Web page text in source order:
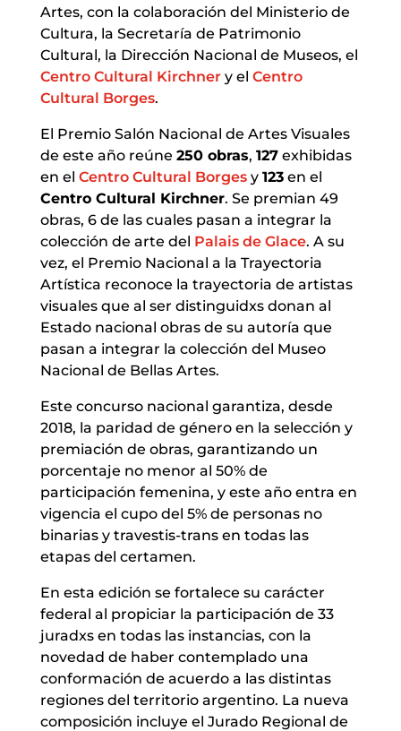
Artes, con la colaboración del Ministerio de
Cultura, la Secretaría de Patrimonio
Cultural, la Dirección Nacional de Museos, el
Centro Cultural Kirchnery el Centro
Cultural Borges.
El Premio Salón Nacional de Artes Visuales
de este año reúne 250 obras, 127exhibidas
en el Centro Cultural Borgesy 123en el
Centro Cultural Kirchner. Se premian 49
obras, 6 de las cuales pasan a integrar la
colección de arte del Palais de Glace. A su
vez, el Premio Nacional a la Trayectoria
Artística reconoce la trayectoria de artistas
visuales que al ser distinguidxs donan al
Estado nacional obras de su autoría que
pasan a integrar la colección del Museo
Nacional de Bellas Artes.
Este concurso nacional garantiza, desde
2018, la paridad de género en la selección y
premiación de obras, garantizando un
porcentaje no menor al 50% de
participación femenina, y este año entra en
vigencia el cupo del 5% de personas no
binarias y travestis-trans en todas las
etapas del certamen.
En esta edición se fortalece su carácter
federal al propiciar la participación de 33
juradxs en todas las instancias, con la
novedad de haber contemplado una
conformación de acuerdo a las distintas
regiones del territorio argentino. La nueva
composición incluye el Jurado Regional de